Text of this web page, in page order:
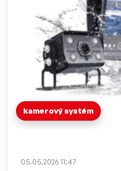
kamerový systém
05.05.2026 11:47